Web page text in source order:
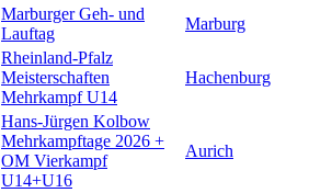
Marburger Geh- und
Lauftag
Marburg
Rheinland-Pfalz
Meisterschaften
Mehrkampf U14
Hachenburg
Hans-Jürgen Kolbow
Mehrkampftage 2026 +
OM Vierkampf
U14+U16
Aurich